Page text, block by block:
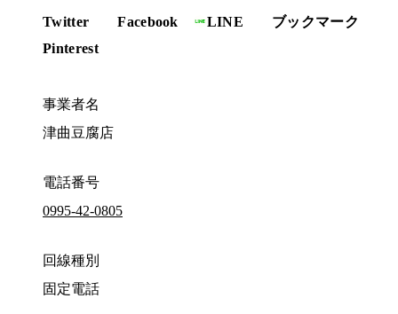
Twitter Facebook LINE
ブックマーク
Pinterest
事業者名
津曲豆腐店
電話番号
0995-42-0805
回線種別
固定電話